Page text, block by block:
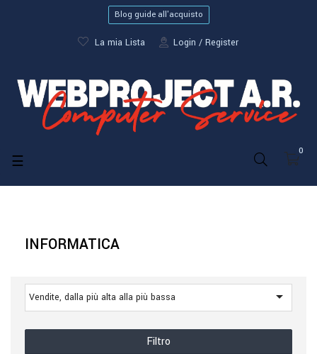
Blog guide all'acquisto
La mia Lista Login Register
0
navigazione
☰
INFORMATICA
Vendite, dalla più alta alla più bassa 
Filtro